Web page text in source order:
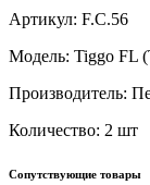
Артикул: F.C.56
Модель: Tiggo FL
Производитель:
Количество: 2 шт
Сопутствующие товары